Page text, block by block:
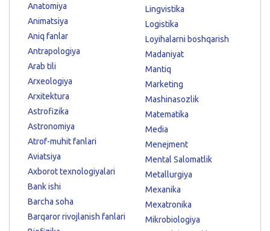
Anatomiya
Animatsiya
Aniq fanlar
Antrapologiya
Arab tili
Arxeologiya
Arxitektura
Astrofizika
Astronomiya
Atrof-muhit fanlari
Aviatsiya
Axborot texnologiyalari
Bank ishi
Barcha soha
Barqaror rivojlanish fanlari
Lingvistika
Logistika
Loyihalarni boshqarish
Madaniyat
Mantiq
Marketing
Mashinasozlik
Matematika
Media
Menejment
Mental Salomatlik
Metallurgiya
Mexanika
Mexatronika
Mikrobiologiya